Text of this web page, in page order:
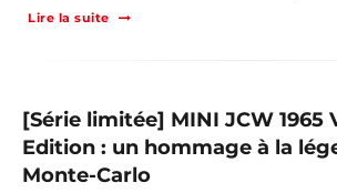
Lire la suite
[Série limitée] MINI JCW 1965
Edition : un hommage à la
Monte-Carlo